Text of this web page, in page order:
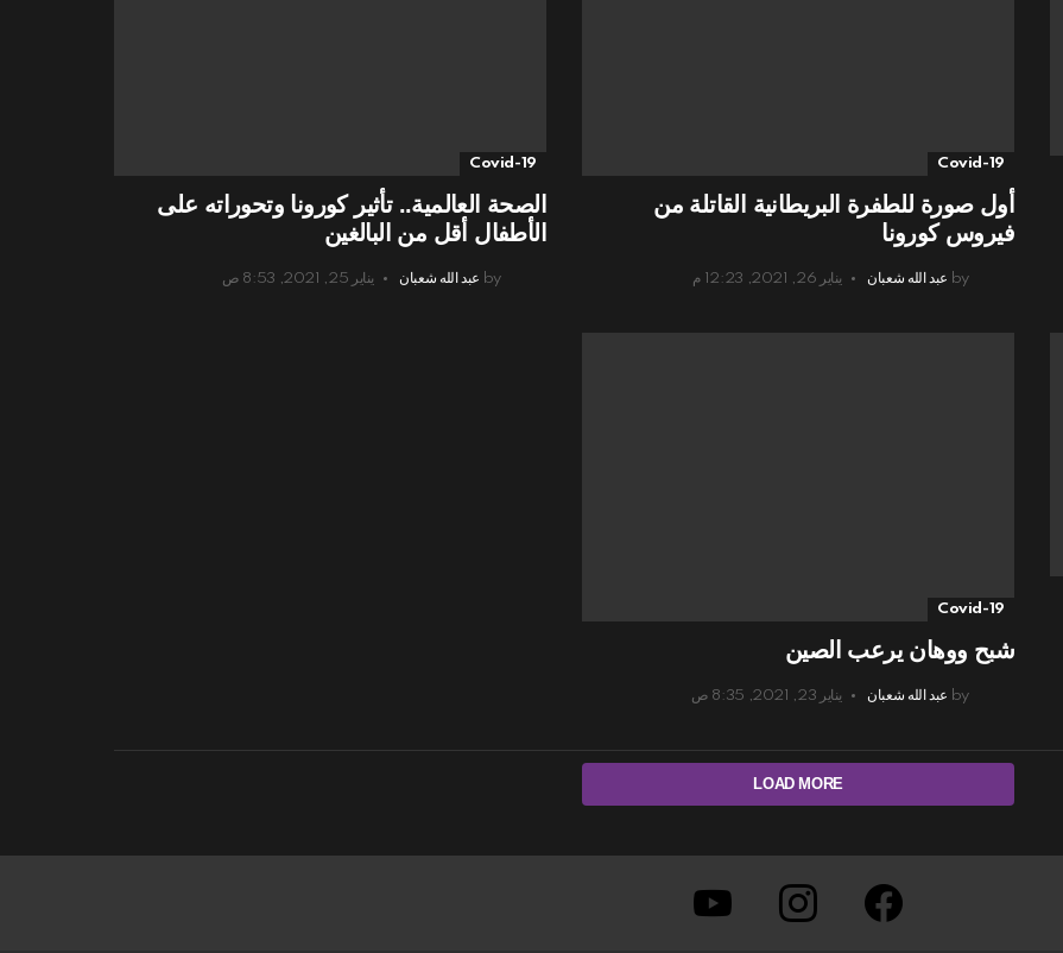
Covid-19
أول صورة للطفرة البريطانية القاتلة من
فيروس كورونا
by عبد الله شعبان يناير 26, 2021, 12:23 م
Covid-19
الصحة العالمية.. تأثير كورونا وتحوراته على
الأطفال أقل من البالغين
by عبد الله شعبان يناير 25, 2021, 8:53 ص
Covid-19
شبح ووهان يرعب الصين
by عبد الله شعبان يناير 23, 2021, 8:35 ص
LOAD MORE
facebook
instagram
youtube